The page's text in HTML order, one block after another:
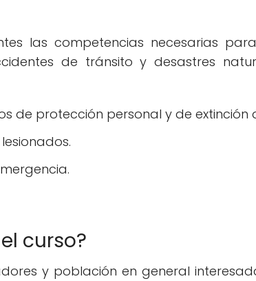
las competencias necesarias
de tránsito y desastres
de protección personal y de extinción
curso?
y población en general